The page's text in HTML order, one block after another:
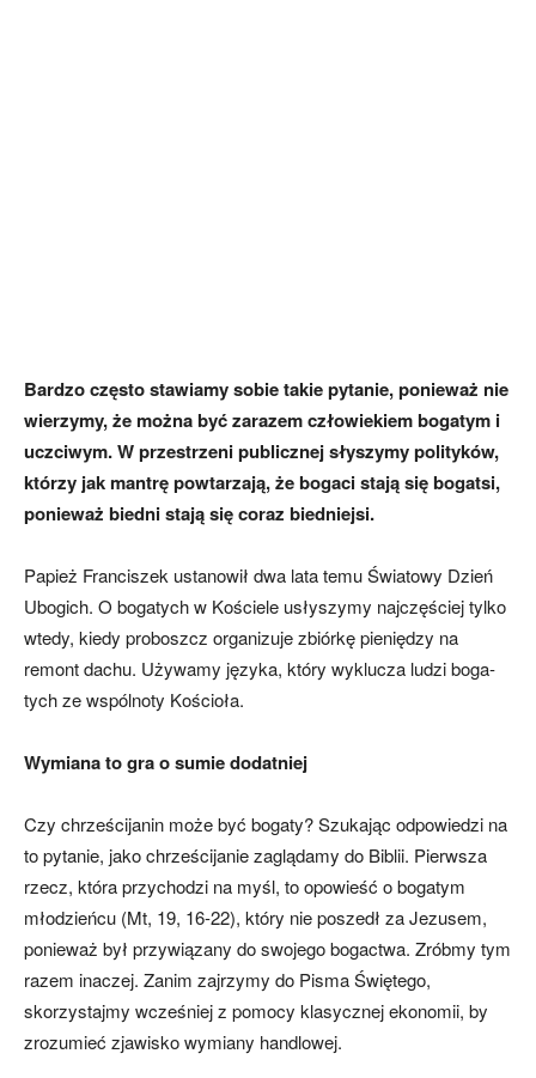
Bardzo często stawiamy sobie takie pytanie, ponieważ nie
wierzymy, że można być zarazem człowiekiem bogatym i
uczciwym. W przestrzeni publicznej słyszymy polityków,
którzy jak mantrę powtarzają, że bogaci stają się bogatsi,
ponieważ biedni stają się coraz biedniejsi.
Papież Franciszek ustanowił dwa lata temu Światowy Dzień
Ubogich. O boga­tych w Kościele usłyszymy najczęściej tylko
wtedy, kiedy proboszcz organizuje zbiórkę pieniędzy na
remont dachu. Uży­wamy języka, który wyklucza ludzi boga­
tych ze wspólnoty Kościoła.
Wymiana to gra o sumie dodatniej
Czy chrześcijanin może być bogaty? Szukając odpowiedzi na
to pytanie, jako chrześcijanie zaglądamy do Biblii. Pierw­sza
rzecz, która przychodzi na myśl, to opowieść o bogatym
młodzieńcu (Mt, 19, 16-22), który nie poszedł za Jezusem,
ponieważ był przywiązany do swojego bogactwa. Zrób­my tym
razem inaczej. Zanim zajrzymy do Pisma Świętego,
skorzystajmy wcze­śniej z pomocy klasycznej ekonomii, by
zrozumieć zjawisko wymiany handlowej.